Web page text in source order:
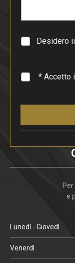
g
a
f
Desidero
* * Accetto
e
Lunedì - Giovedì
Venerdì